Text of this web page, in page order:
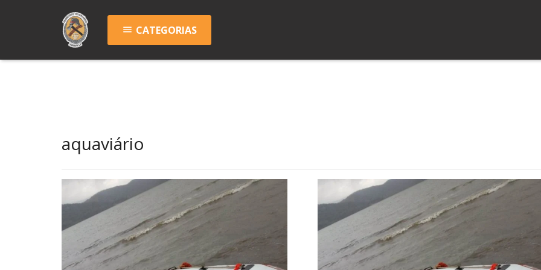
menu CATEGORIAS
aquaviário